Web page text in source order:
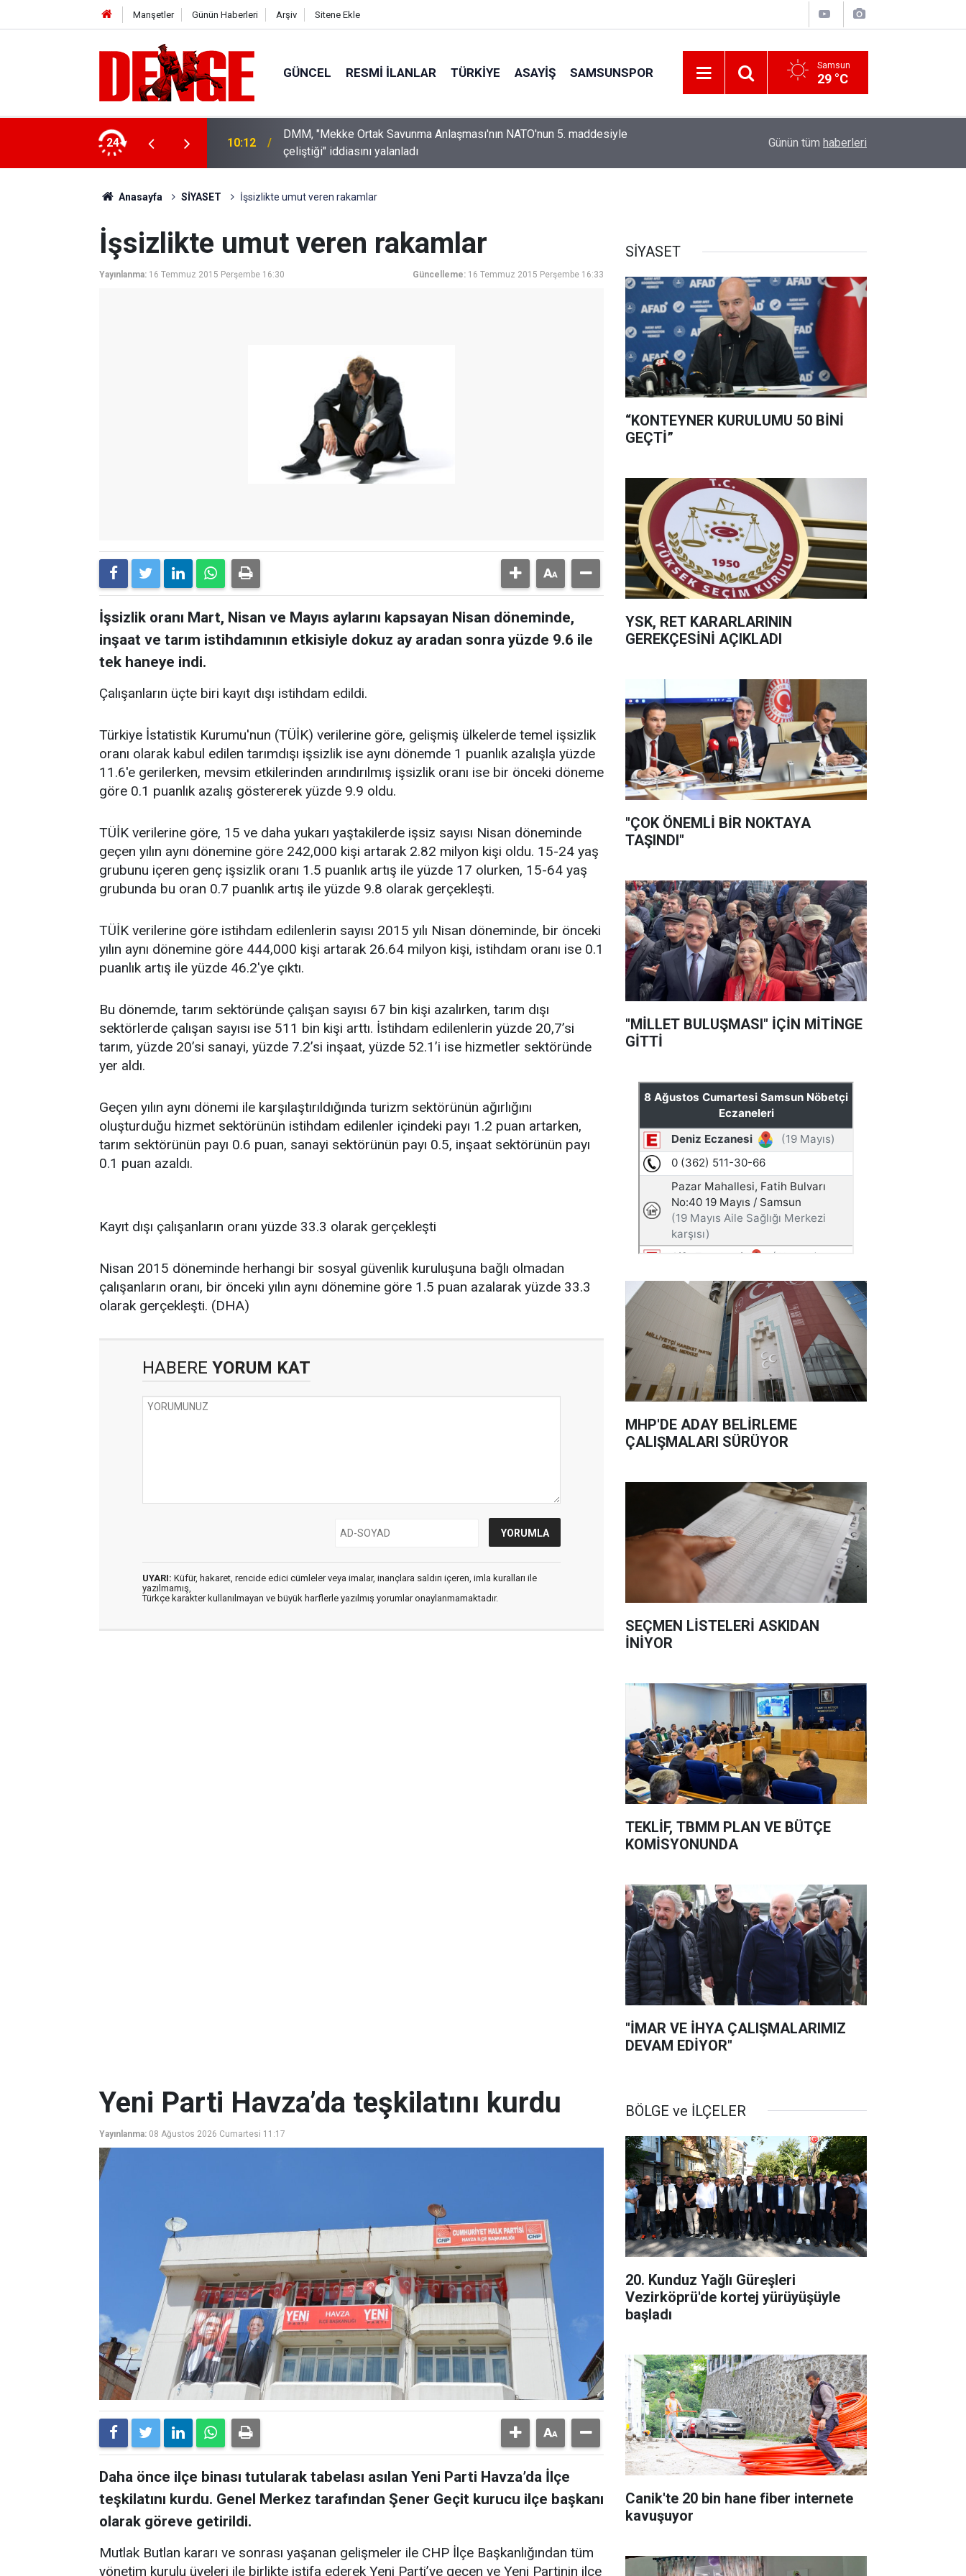
Manşetler Günün Haberleri Arşiv Sitene Ekle
GÜNCEL RESMI İLANLAR TÜRKİYE ASAYİŞ SAMSUNSPOR Samsun
29 °C
24 10:12
DMM, "Mekke Ortak Savunma Anlaşması'nın NATO'nun 5. maddesiyle
çeliştiği" iddiasını yalanladı
Küresel gıda fiyatları 3,5 yılın zirvesinde
Günün tüm haberleri
Anasayfa SİYASET İşsizlikte umut veren rakamlar
İşsizlikte umut veren rakamlar
Yayınlanma: 16 Temmuz 2015 Perşembe 16:30 Güncelleme: 16 Temmuz 2015 Perşembe 16:33
İşsizlik oranı Mart, Nisan ve Mayıs aylarını kapsayan Nisan döneminde,
inşaat ve tarım istihdamının etkisiyle dokuz ay aradan sonra yüzde 9.6 ile
tek haneye indi.
Çalışanların üçte biri kayıt dışı istihdam edildi.
Türkiye İstatistik Kurumu'nun (TÜİK) verilerine göre, gelişmiş ülkelerde temel işsizlik
oranı olarak kabul edilen tarımdışı işsizlik ise aynı dönemde 1 puanlık azalışla yüzde
11.6'e gerilerken, mevsim etkilerinden arındırılmış işsizlik oranı ise bir önceki döneme
göre 0.1 puanlık azalış göstererek yüzde 9.9 oldu.
TÜİK verilerine göre, 15 ve daha yukarı yaştakilerde işsiz sayısı Nisan döneminde
geçen yılın aynı dönemine göre 242,000 kişi artarak 2.82 milyon kişi oldu. 15-24 yaş
grubunu içeren genç işsizlik oranı 1.5 puanlık artış ile yüzde 17 olurken, 15-64 yaş
grubunda bu oran 0.7 puanlık artış ile yüzde 9.8 olarak gerçekleşti.
TÜİK verilerine göre istihdam edilenlerin sayısı 2015 yılı Nisan döneminde, bir önceki
yılın aynı dönemine göre 444,000 kişi artarak 26.64 milyon kişi, istihdam oranı ise 0.1
puanlık artış ile yüzde 46.2'ye çıktı.
Bu dönemde, tarım sektöründe çalışan sayısı 67 bin kişi azalırken, tarım dışı
sektörlerde çalışan sayısı ise 511 bin kişi arttı. İstihdam edilenlerin yüzde 20,7’si
tarım, yüzde 20’si sanayi, yüzde 7.2’si inşaat, yüzde 52.1’i ise hizmetler sektöründe
yer aldı.
Geçen yılın aynı dönemi ile karşılaştırıldığında turizm sektörünün ağırlığını
oluşturduğu hizmet sektörünün istihdam edilenler içindeki payı 1.2 puan artarken,
tarım sektörünün payı 0.6 puan, sanayi sektörünün payı 0.5, inşaat sektörünün payı
0.1 puan azaldı.
Kayıt dışı çalışanların oranı yüzde 33.3 olarak gerçekleşti
Nisan 2015 döneminde herhangi bir sosyal güvenlik kuruluşuna bağlı olmadan
çalışanların oranı, bir önceki yılın aynı dönemine göre 1.5 puan azalarak yüzde 33.3
olarak gerçekleşti. (DHA)
HABERE YORUM KAT
UYARI: Küfür, hakaret, rencide edici cümleler veya imalar, inançlara saldırı içeren, imla kuralları ile
yazılmamış,
Türkçe karakter kullanılmayan ve büyük harflerle yazılmış yorumlar onaylanmamaktadır.
SİYASET
“KONTEYNER KURULUMU 50 BİNİ
GEÇTİ”
YSK, RET KARARLARININ
GEREKÇESİNİ AÇIKLADI
"ÇOK ÖNEMLİ BİR NOKTAYA
TAŞINDI"
"MİLLET BULUŞMASI" İÇİN MİTİNGE
GİTTİ
MHP'DE ADAY BELİRLEME
ÇALIŞMALARI SÜRÜYOR
SEÇMEN LİSTELERİ ASKIDAN
İNİYOR
TEKLİF, TBMM PLAN VE BÜTÇE
KOMİSYONUNDA
"İMAR VE İHYA ÇALIŞMALARIMIZ
DEVAM EDİYOR"
Yeni Parti Havza’da teşkilatını kurdu
Yayınlanma: 08 Ağustos 2026 Cumartesi 11:17
Daha önce ilçe binası tutularak tabelası asılan Yeni Parti Havza’da İlçe
teşkilatını kurdu. Genel Merkez tarafından Şener Geçit kurucu ilçe başkanı
olarak göreve getirildi.
Mutlak Butlan kararı ve sonrası yaşanan gelişmeler ile CHP İlçe Başkanlığından tüm
yönetim kurulu üyeleri ile birlikte istifa ederek Yeni Parti’ye geçen ve Yeni Partinin ilçe
BÖLGE ve İLÇELER
20. Kunduz Yağlı Güreşleri
Vezirköprü'de kortej yürüyüşüyle
başladı
Canik'te 20 bin hane fiber internete
kavuşuyor